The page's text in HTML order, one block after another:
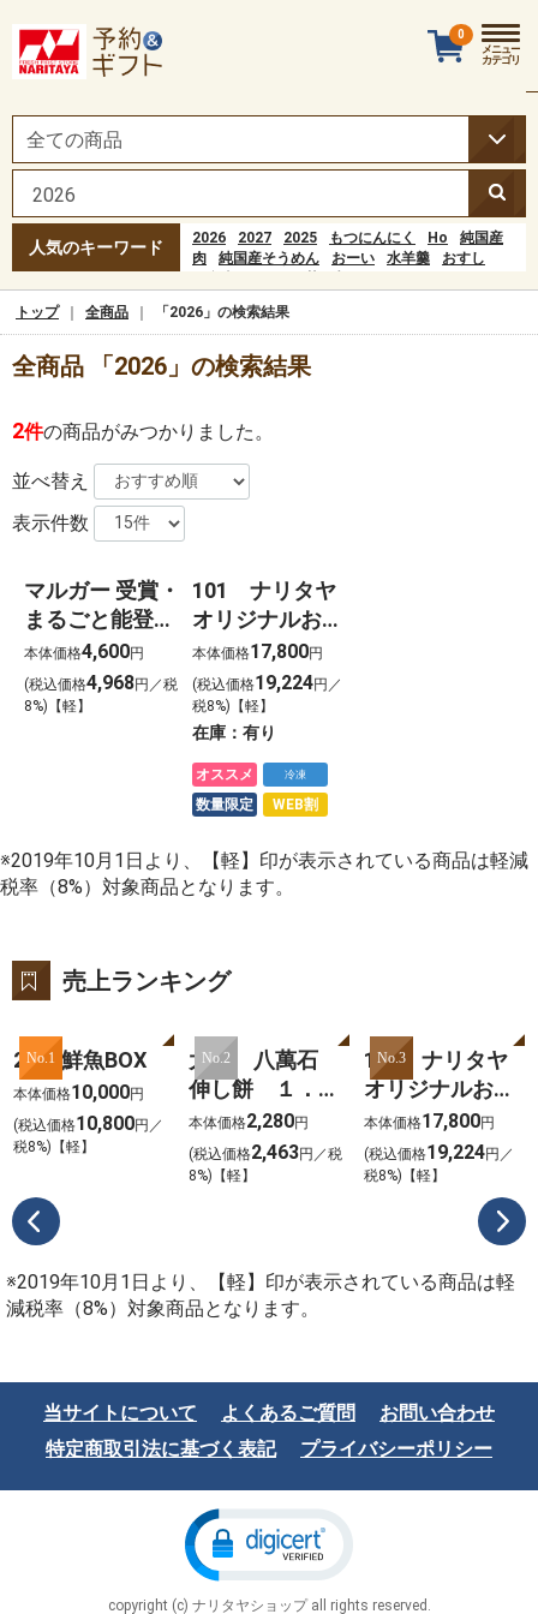
人気のキーワード 2026 2027 2025 もつにんにく Ho
純国産
肉
純国産そうめん おーい 水羊羹
おすし
Hoạt động đầu tiên của quá trình tiêu hóa xảy
ra ở đâu?popular=1
ポップコーン
にんにく
0
メニュー
カテゴリ
トップ 全商品 「2026」の検索結果
全商品 「2026」の検索結果
2件の商品がみつかりました。
並べ替え
表示件数
マルガー 受賞・
まるごと能登ジ
ェラート2026(8
個)
本体価格4,600円
(税込価格4,968円／税
8%)【軽】
101 ナリタヤ
オリジナルおせ
ち 2026
本体価格17,800円
(税込価格19,224円／
税8%)【軽】
在庫：有り
オススメ 冷凍
数量限定 WEB割
※2019年10月1日より、【軽】印が表示されている商品は軽減
税率（8%）対象商品となります。
売上ランキング
No.1
2025鮮魚BOX
本体価格10,000円
(税込価格10,800円／
税8%)【軽】
No.2
大新 八萬石
伸し餅 １．８
ｋｇ
本体価格2,280円
(税込価格2,463円／税
8%)【軽】
No.3
101 ナリタヤ
オリジナルおせ
ち 2026
本体価格17,800円
(税込価格19,224円／
税8%)【軽】
※2019年10月1日より、【軽】印が表示されている商品は軽
減税率（8%）対象商品となります。
当サイトについて よくあるご質問
お問い合わせ
特定商取引法に基づく表記
プライバシーポリシー
copyright (c) ナリタヤショップ all rights reserved.